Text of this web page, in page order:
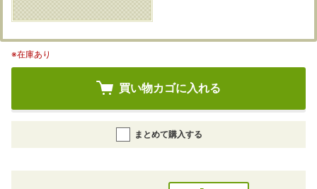
※在庫あり
買い物カゴに入れる
まとめて購入する